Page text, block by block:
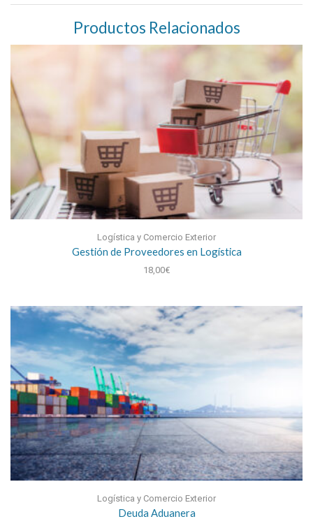
Productos Relacionados
Logística y Comercio Exterior
Gestión de Proveedores en Logística
18,00€
Logística y Comercio Exterior
Deuda Aduanera